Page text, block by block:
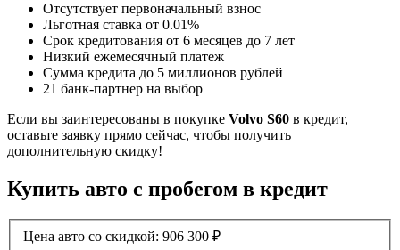
Отсутствует первоначальный взнос
Льготная ставка от 0.01%
Срок кредитования от 6 месяцев до 7 лет
Низкий ежемесячный платеж
Сумма кредита до 5 миллионов рублей
21 банк-партнер на выбор
Если вы заинтересованы в покупке Volvo S60 в кредит,
оставьте заявку прямо сейчас, чтобы получить
дополнительную скидку!
Купить авто с пробегом в кредит
Цена авто со скидкой: 906 300 ₽